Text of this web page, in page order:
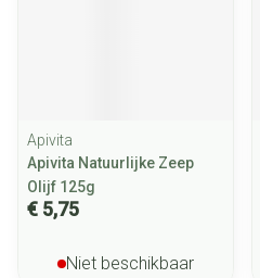
Apivita
Apivita Natuurlijke Zeep
Olijf 125g
€ 5,75
Niet beschikbaar